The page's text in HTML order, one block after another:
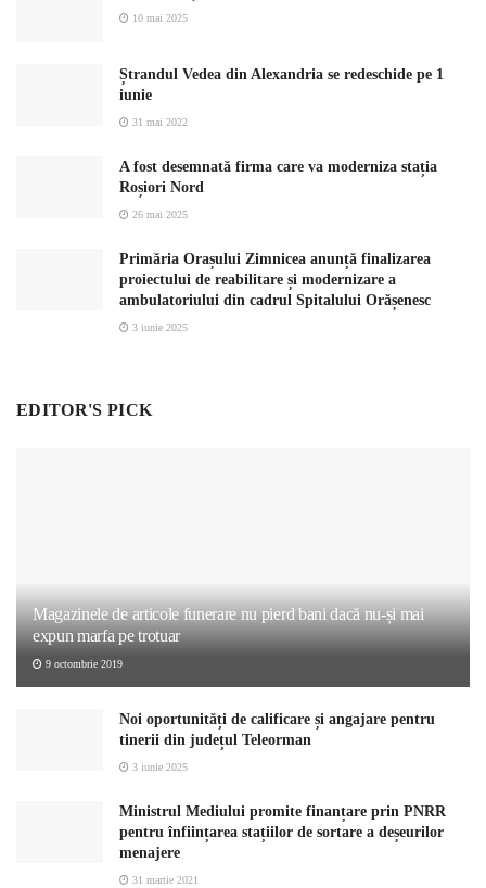
10 mai 2025
Ștrandul Vedea din Alexandria se redeschide pe 1
iunie
31 mai 2022
A fost desemnată firma care va moderniza stația
Roșiori Nord
26 mai 2025
Primăria Orașului Zimnicea anunță finalizarea
proiectului de reabilitare și modernizare a
ambulatoriului din cadrul Spitalului Orășenesc
3 iunie 2025
EDITOR'S PICK
Magazinele de articole funerare nu pierd bani dacă nu-și mai
expun marfa pe trotuar
9 octombrie 2019
Noi oportunități de calificare și angajare pentru
tinerii din județul Teleorman
3 iunie 2025
Ministrul Mediului promite finanțare prin PNRR
pentru înființarea stațiilor de sortare a deșeurilor
menajere
31 martie 2021